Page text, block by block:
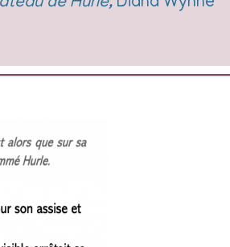
de Hurle, Diana Wynne